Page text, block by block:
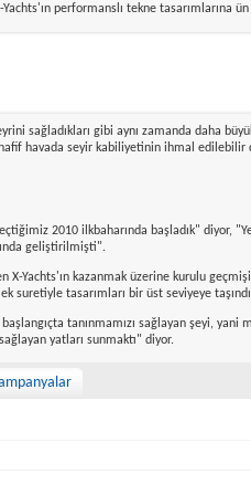
performanslı tekne tasarımlarına ün
sağladıkları gibi aynı zamanda daha
havada seyir kabiliyetinin ihmal edilebilir
2010 ilkbaharında başladık" diyor,
geliştirilmişti".
X-Yachts'ın kazanmak üzerine kurulu
suretiyle tasarımları bir üst seviyeye
tanınmamızı sağlayan şeyi,
yatları sunmaktı" diyor.